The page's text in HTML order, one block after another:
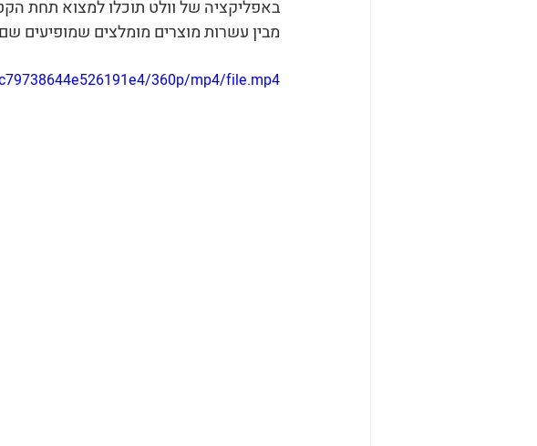
באפליקציה של וולט תוכלו למצוא תחת
מבין עשרות מוצרים מומלצים שמופיעים
360p/mp4/file.mp4